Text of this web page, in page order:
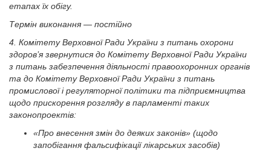
етапах їх обігу.
Термін виконання — постійно
4. Комітету Верховної Ради України з питань охорони
здоров’я звернутися до Комітету Верховної Ради України
з питань забезпечення діяльності правоохоронних органів
та до Комітету Верховної Ради України з питань
промислової і регуляторної політики та підприємництва
щодо прискорення розгляду в парламенті таких
законопроектів:
«Про внесення змін до деяких законів» (щодо
запобігання фальсифікації лікарських засобів)